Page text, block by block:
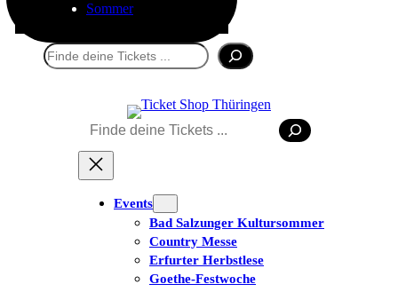
Sommer
Suchen
Suchen
Events
Bad Salzunger Kultursommer
Country Messe
Erfurter Herbstlese
Goethe-Festwoche
Tickets kaufen